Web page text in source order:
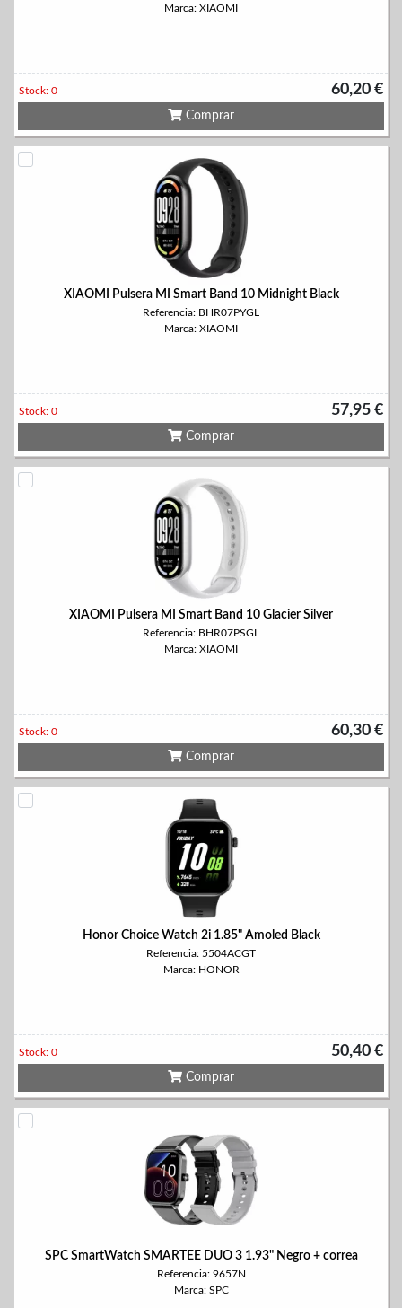
Marca: XIAOMI
60,20 €
Stock: 0
Comprar
XIAOMI Pulsera MI Smart Band 10 Midnight Black
Referencia: BHR07PYGL
Marca: XIAOMI
57,95 €
Stock: 0
Comprar
XIAOMI Pulsera MI Smart Band 10 Glacier Silver
Referencia: BHR07PSGL
Marca: XIAOMI
60,30 €
Stock: 0
Comprar
Honor Choice Watch 2i 1.85" Amoled Black
Referencia: 5504ACGT
Marca: HONOR
50,40 €
Stock: 0
Comprar
SPC SmartWatch SMARTEE DUO 3 1.93" Negro + correa
Referencia: 9657N
Marca: SPC